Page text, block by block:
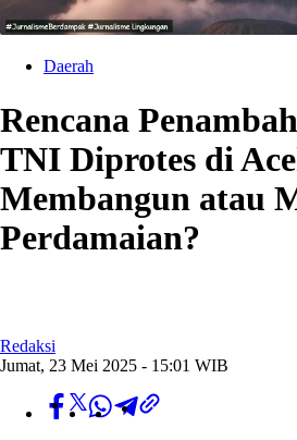
Daerah
Rencana
TNI Diprotes di
Membangun atau
Perdamaian?
Redaksi
Jumat, 23 Mei 2025 - 15:01 WIB